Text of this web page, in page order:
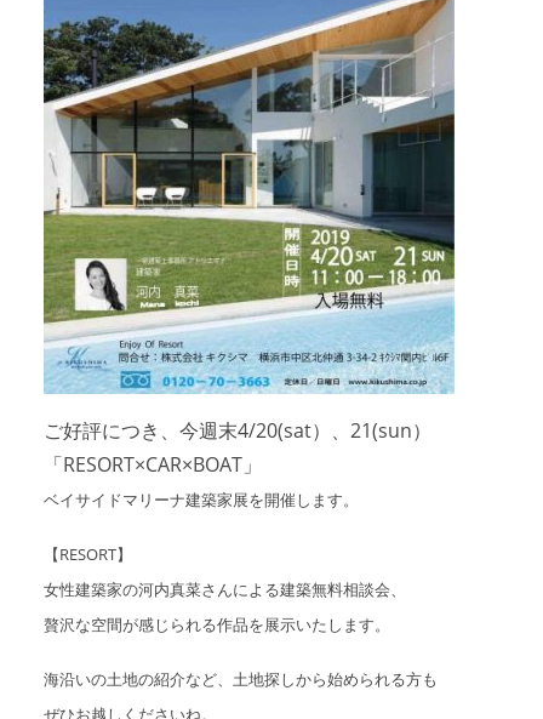
ご好評につき、今週末4/20(sat）、21(sun）
「RESORT×CAR×BOAT」
ベイサイドマリーナ建築家展を開催します。
【RESORT】
女性建築家の河内真菜さんによる建築無料相談会、
贅沢な空間が感じられる作品を展示いたします。
海沿いの土地の紹介など、土地探しから始められる方も
ぜひお越しくださいね。